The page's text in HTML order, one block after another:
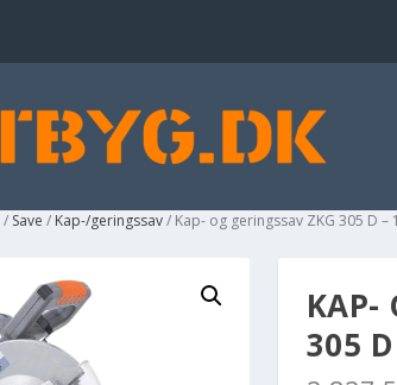
/ Save / Kap-/geringssav/ Kap- og geringssav ZKG 305 D –
KAP-
305